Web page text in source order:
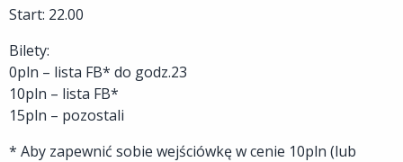
Start: 22.00
Bilety:
0pln – lista FB* do godz.23
10pln – lista FB*
15pln – pozostali
* Aby zapewnić sobie wejściówkę w cenie 10pln (lub